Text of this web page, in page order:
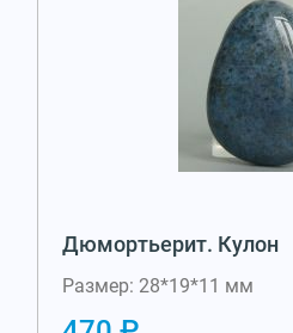
Дюмортьерит. Кулон
Размер: 28*19*11 мм